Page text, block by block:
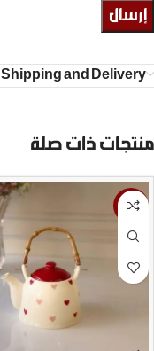
Shipping and Delivery
منتجات ذات صلة
-9%